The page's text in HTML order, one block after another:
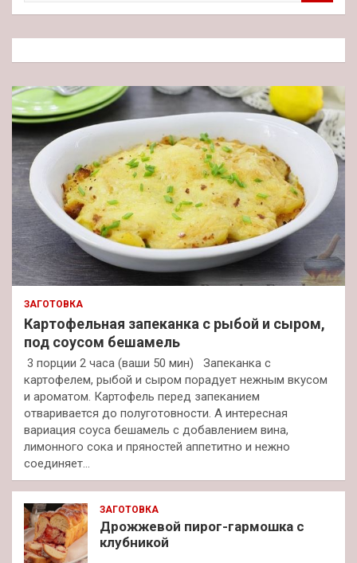
к
ЗАГОТОВКА
Картофельная запеканка с рыбой и сыром,
под соусом бешамель
3 порции 2 часа (ваши 50 мин) Запеканка с
картофелем, рыбой и сыром порадует нежным вкусом
и ароматом. Картофель перед запеканием
отваривается до полуготовности. А интересная
вариация соуса бешамель с добавлением вина,
лимонного сока и пряностей аппетитно и нежно
соединяет…
ЗАГОТОВКА
Дрожжевой пирог-гармошка с
клубникой